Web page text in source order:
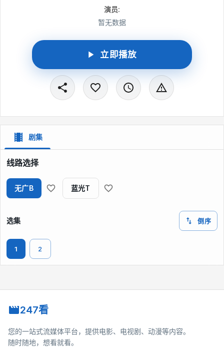
面。恰逢世界航天日，一段沉浸式的独家记录带观众深入了解中国
演员:
暂无数据
立即播放
剧集
线路选择
无广B 蓝光T
选集 倒序
1 2
247看
您的一站式流媒体平台，提供电影、电视剧、动漫等内容。
随时随地，想看就看。